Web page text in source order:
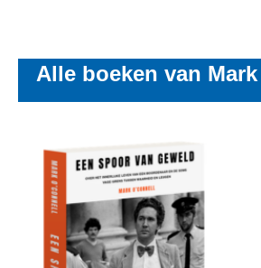
Alle boeken van Mark